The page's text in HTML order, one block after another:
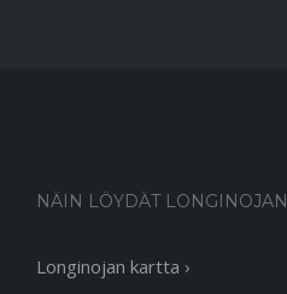
NÄIN LÖYDÄT LONGINOJAN
Longinojan kartta ›